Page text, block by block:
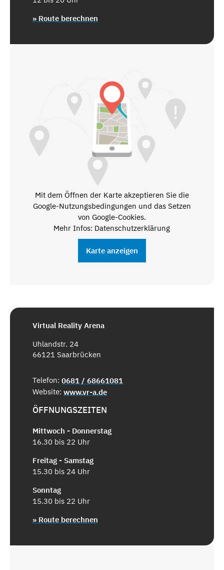
» Route berechnen
Mit dem Öffnen der Karte akzeptieren Sie die
Google-Nutzungsbedingungen und das Setzen
von Google-Cookies.
Mehr Infos: Datenschutzerklärung
Karte anzeigen
Virtual Reality Arena
Uhlandstr. 24
66121 Saarbrücken
Telefon: 0681 / 68661081
Website: www.vr-a.de
ÖFFNUNGSZEITEN
Mittwoch - Donnerstag
16.30 bis 22 Uhr
Freitag - Samstag
15.30 bis 24 Uhr
Sonntag
15.30 bis 22 Uhr
» Route berechnen